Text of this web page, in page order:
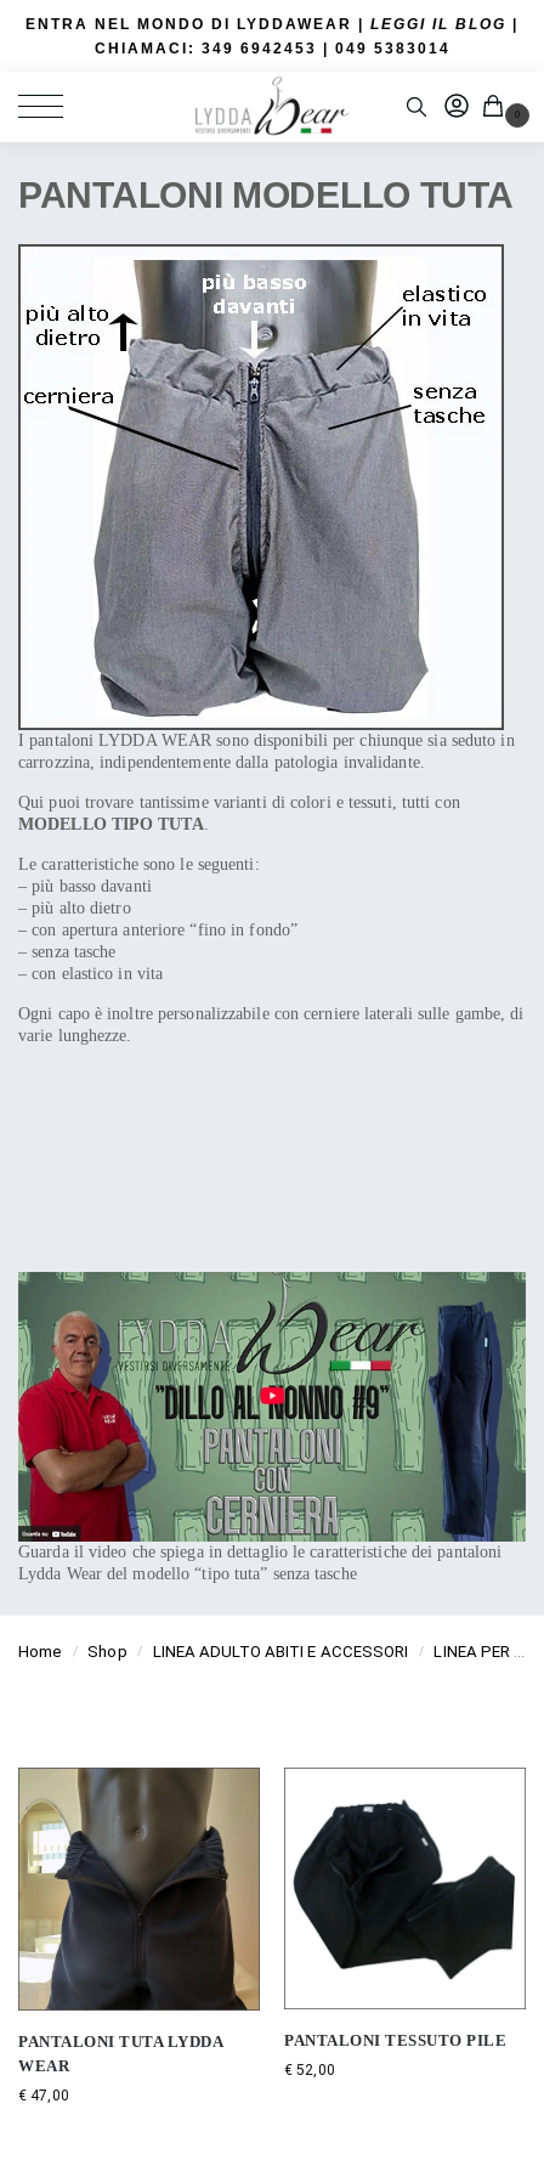
ENTRA NEL MONDO DI LYDDAWEAR | LEGGI IL BLOG |
CHIAMACI: 349 6942453 | 049 5383014
0
PANTALONI MODELLO TUTA
I pantaloni LYDDA WEAR sono disponibili per chiunque sia seduto in
carrozzina, indipendentemente dalla patologia invalidante.
Qui puoi trovare tantissime varianti di colori e tessuti, tutti con
MODELLO TIPO TUTA.
Le caratteristiche sono le seguenti:
– più basso davanti
– più alto dietro
– con apertura anteriore “fino in fondo”
– senza tasche
– con elastico in vita
Ogni capo è inoltre personalizzabile con cerniere laterali sulle gambe, di
varie lunghezze.
Guarda il video che spiega in dettaglio le caratteristiche dei pantaloni
Lydda Wear del modello “tipo tuta” senza tasche
Home / Shop / LINEA ADULTO ABITI E ACCESSORI / LINEA PER SEDIA A ROTELLE
PANTALONI TUTA LYDDA
WEAR
€ 47,00
PANTALONI TESSUTO PILE
€ 52,00